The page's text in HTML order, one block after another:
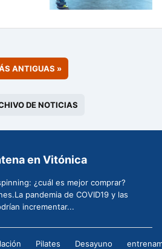
ANTIGUAS »
DE NOTICIAS
en Vitónica
¿cuál es mejor comprar?
pandemia de COVID19 y las
incrementar...
Pilates Desayuno